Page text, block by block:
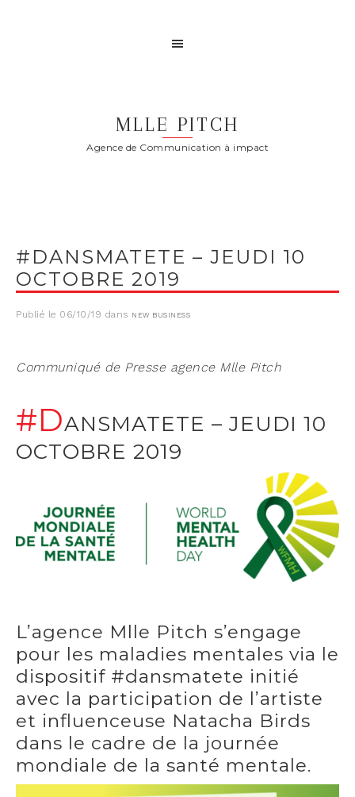
MLLE PITCH
Agence de Communication à impact
#DANSMATETE – JEUDI 10
OCTOBRE 2019
Publié le 06/10/19 dans NEW BUSINESS
Com­mu­ni­qué de Presse agence Mlle Pitch
#DANSMATETE – JEUDI 10
OCTOBRE 2019
L’agence Mlle Pitch s’engage
pour les maladies mentales via le
dispositif #dansmatete initié
avec la participation de l’artiste
et influenceuse Natacha Birds
dans le cadre de la journée
mondiale de la santé mentale.